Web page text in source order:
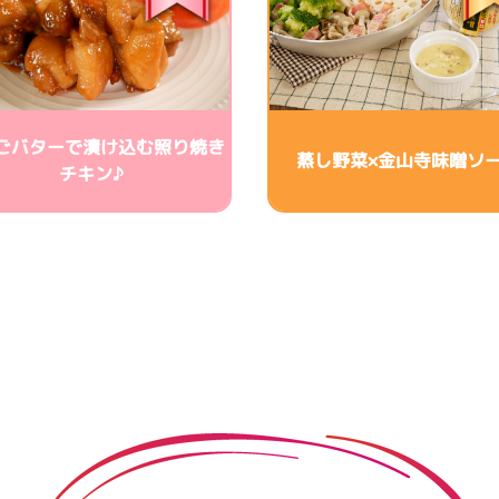
バターで漬け込む照り焼き
チキン♪
蒸し野菜×金山寺味噌ソ